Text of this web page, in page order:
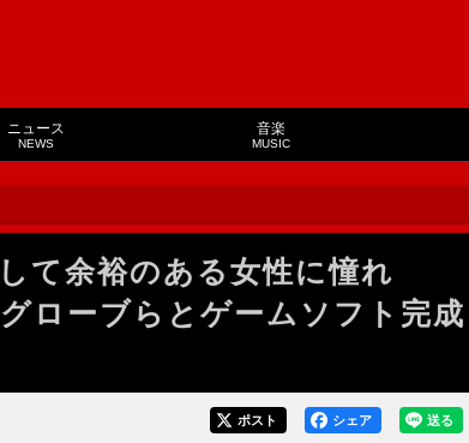
ニュース
NEWS
音楽
MUSIC
て余裕のある女性に憧れ
ローブらとゲームソフト完成
送る
シェア
ポスト